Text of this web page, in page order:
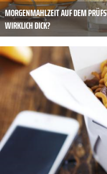
MORGENMAHLZEIT AUF DEM
WIRKLICH DICK?